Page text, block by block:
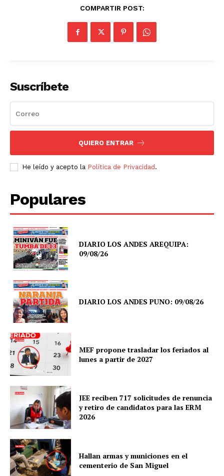
COMPARTIR POST:
Suscríbete
QUIERO ENTRAR
He leído y acepto la Política de Privacidad .
Populares
DIARIO LOS ANDES AREQUIPA:
09/08/26
DIARIO LOS ANDES PUNO: 09/08/26
MEF propone trasladar los feriados al
lunes a partir de 2027
JEE reciben 717 solicitudes de renuncia
y retiro de candidatos para las ERM
2026
Hallan armas y municiones en el
cementerio de San Miguel